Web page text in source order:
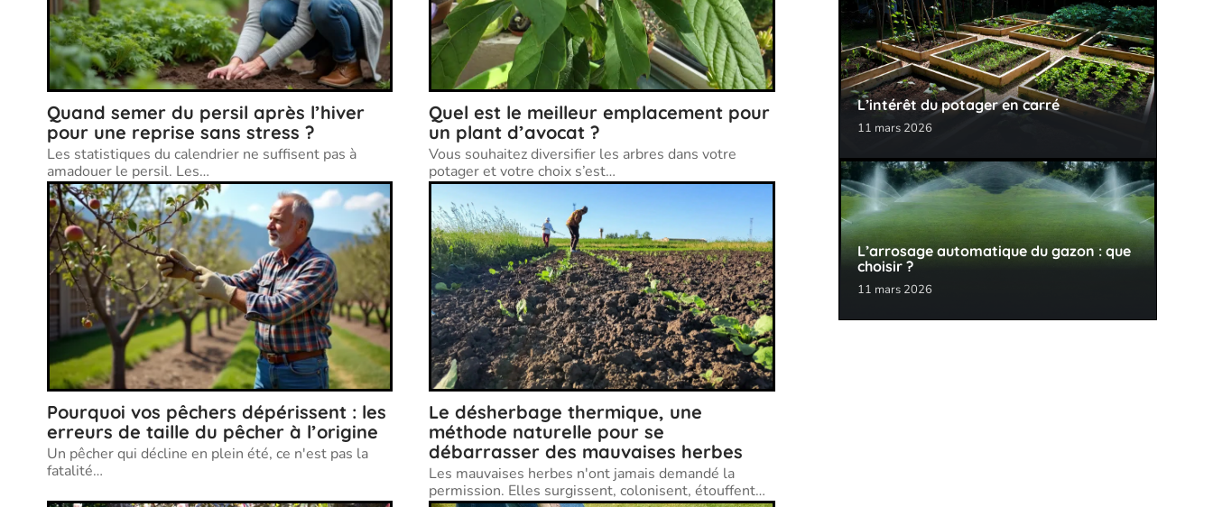
Quand semer du persil après l’hiver
pour une reprise sans stress ?
Les statistiques du calendrier ne suffisent pas à
amadouer le persil. Les…
Quel est le meilleur emplacement pour
un plant d’avocat ?
Vous souhaitez diversifier les arbres dans votre
potager et votre choix s’est…
Pourquoi vos pêchers dépérissent : les
erreurs de taille du pêcher à l’origine
Un pêcher qui décline en plein été, ce n'est pas la
fatalité…
Le désherbage thermique, une
méthode naturelle pour se
débarrasser des mauvaises herbes
Les mauvaises herbes n'ont jamais demandé la
permission. Elles surgissent, colonisent, étouffent…
L’intérêt du potager en carré
11 mars 2026
L’arrosage automatique du gazon : que
choisir ?
11 mars 2026